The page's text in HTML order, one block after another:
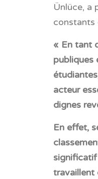
Ünlüce, a
constants
« En tant
publiques
acteur
dignes
En effet,
significatif
travaillent